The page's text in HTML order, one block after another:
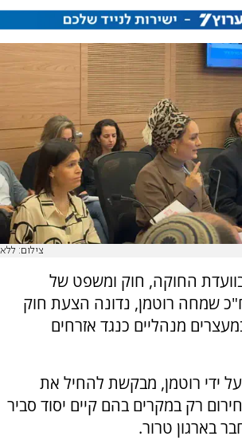
צילום: ללא
בוועדת החוקה, חוק ומשפט של
שמחה רוטמן, נדונה הצעת חוק
מנהליים כנגד אזרחים
ידי רוטמן, מבקשת להחיל את
רק במקרים בהם קיים יסוד סביר
בארגון טרור.